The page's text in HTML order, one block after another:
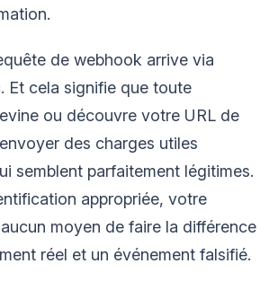
de webhook arrive via
Et cela signifie que toute
ou découvre votre URL de
des charges utiles
semblent parfaitement légitimes.
appropriée, votre
moyen de faire la différence
réel et un événement falsifié.